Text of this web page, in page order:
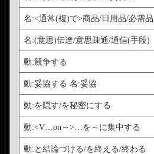
名:<通常(複)で>商品/日用品/必需品
名:(意思)伝達/意思疎通/通信(手段)
動:競争する
動:妥協する 名:妥協
動:を隠す/を秘密にする
動:<V…on～>…を～に集中する
動:と結論づける/を終える/終わる